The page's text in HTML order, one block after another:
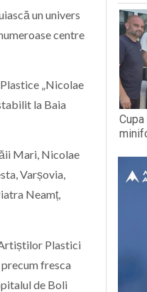
un univers
centre
„Nicolae
la Baia
Mari, Nicolae
Varșovia,
Neamț,
Artiștilor Plastici
fresca
de Boli